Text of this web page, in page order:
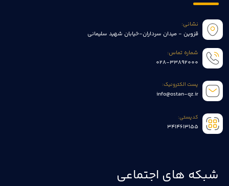
نشانی:
قزوین - میدان سرداران-خیابان شهید سلیمانی
شماره تماس:
028-33892000
پست الکترونیک:
info@ostan-qz.ir
کدپستی:
3414613155
شبکه های اجتماعی